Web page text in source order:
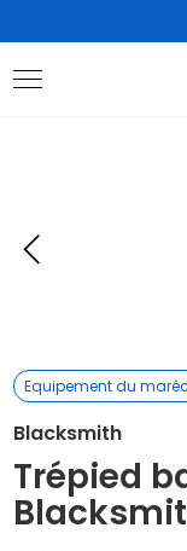
directement
au
contenu
Equipement du
Blacksmith
Trépied